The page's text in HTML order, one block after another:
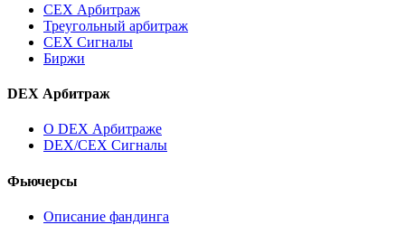
CEX Арбитраж
Треугольный арбитраж
CEX Сигналы
Биржи
DEX Арбитраж
О DEX Арбитраже
DEX/CEX Сигналы
Фьючерсы
Описание фандинга